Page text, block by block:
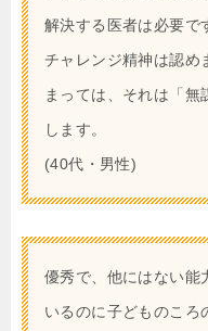
解決する医者は必要で
チャレンジ精神は認め
まっては、それは「
します。
(40代・男性)
優秀で、他にはない能
いるのに子どものころ